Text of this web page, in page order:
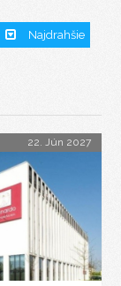
Najdrahšie
22. Jún 2027